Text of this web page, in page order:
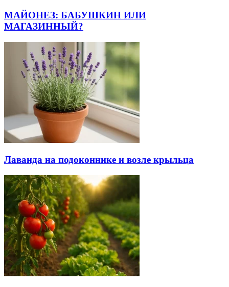
МАЙОНЕЗ: БАБУШКИН ИЛИ
МАГАЗИННЫЙ?
Лаванда на подоконнике и возле крыльца